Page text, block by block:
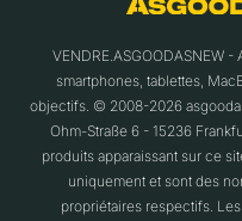
VENDRE.ASGOODASNEW
smartphones, tablettes,
objectifs. © 2008-2026
Ohm-Straße 6 - 15236
produits apparaissant sur ce
uniquement et sont des
propriétaires respectifs.